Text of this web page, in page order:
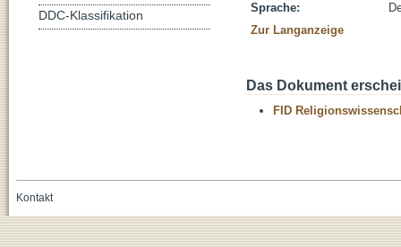
Sprache:
Zur Langanzeige
Das Dokument
FID
DDC-Klassifikation
Kontakt